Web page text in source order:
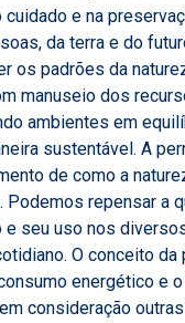
e na
da terra e do
os padrões da
manuseio dos
ambientes em
sustentável. A
de como a
Podemos repensar a
e seu uso nos
O conceito da
energético e
consideração